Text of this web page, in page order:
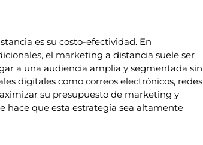
es su costo-efectividad. En
el marketing a distancia suele ser
a una audiencia amplia y segmentada sin
digitales como correos electrónicos, redes
su presupuesto de marketing y
hace que esta estrategia sea altamente